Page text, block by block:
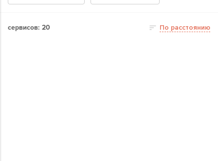
сервисов: 20 По расстоянию